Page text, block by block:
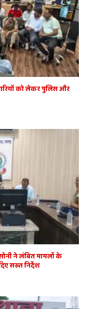
को लेकर पुलिस और
ने लंबित मामलों के
सख्त निर्देश